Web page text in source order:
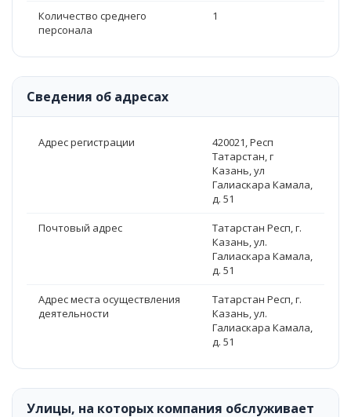
Количество среднего
персонала
1
Сведения об адресах
Адрес регистрации
420021, Респ
Татарстан, г
Казань, ул
Галиаскара Камала,
д. 51
Почтовый адрес
Татарстан Респ, г.
Казань, ул.
Галиаскара Камала,
д. 51
Адрес места осуществления
деятельности
Татарстан Респ, г.
Казань, ул.
Галиаскара Камала,
д. 51
Улицы, на которых компания обслуживает